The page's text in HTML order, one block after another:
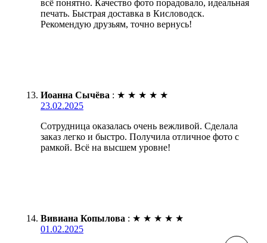
всё понятно. Качество фото порадовало, идеальная
печать. Быстрая доставка в Кисловодск.
Рекомендую друзьям, точно вернусь!
Иоанна Сычёва : ★ ★ ★ ★ ★
23.02.2025
Сотрудница оказалась очень вежливой. Сделала
заказ легко и быстро. Получила отличное фото с
рамкой. Всё на высшем уровне!
Вивиана Копылова : ★ ★ ★ ★ ★
01.02.2025